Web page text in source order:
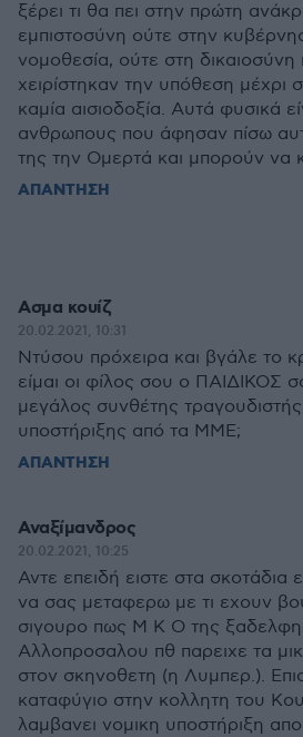
ξέρει τι θα πει στην πρώτη
εμπιστοσύνη ούτε στην
νομοθεσία, ούτε στη
χειρίστηκαν την υπόθεση μέχρι
καμία αισιοδοξία. Αυτά φυσικά
ανθρωπους που άφησαν πίσω
της την Ομερτά και μπορούν να
ΑΠΑΝΤΗΣΗ
Ασμα κουίζ
20.02.2021, 10:31
Ντύσου πρόχειρα και βγάλε το
είμαι οι φίλος σου ο ΠΑΙΔΙΚΟΣ
μεγάλος συνθέτης τραγουδιστής
υποστήριξης από τα ΜΜΕ;
ΑΠΑΝΤΗΣΗ
Αναξίμανδρος
20.02.2021, 10:25
Αντε επειδή ειστε στα σκοτάδια
να σας μεταφερω με τι εχουν
σιγουρο πως Μ Κ Ο της
Αλλοπροσαλου πθ παρειχε τα
στον σκηνοθετη (η Λυμπερ.).
καταφύγιο στην κολλητη του
λαμβανει νομικη υποστήριξη